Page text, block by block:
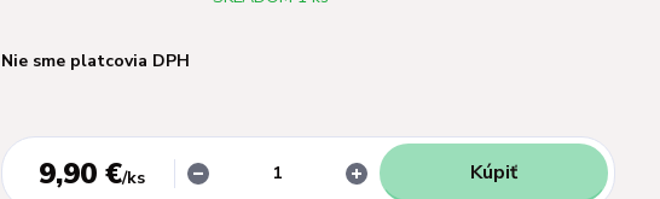
Nie sme platcovia DPH
9,90 €/ks Kúpiť